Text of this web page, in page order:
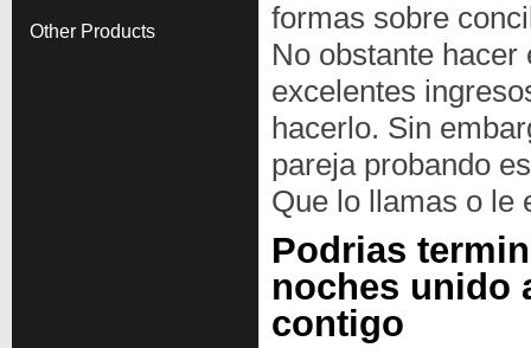
formas sobre
No obstante
excelentes
hacerlo. Sin
pareja probando
Que lo llamas o le
Podrias
noches unido
contigo
Other Products